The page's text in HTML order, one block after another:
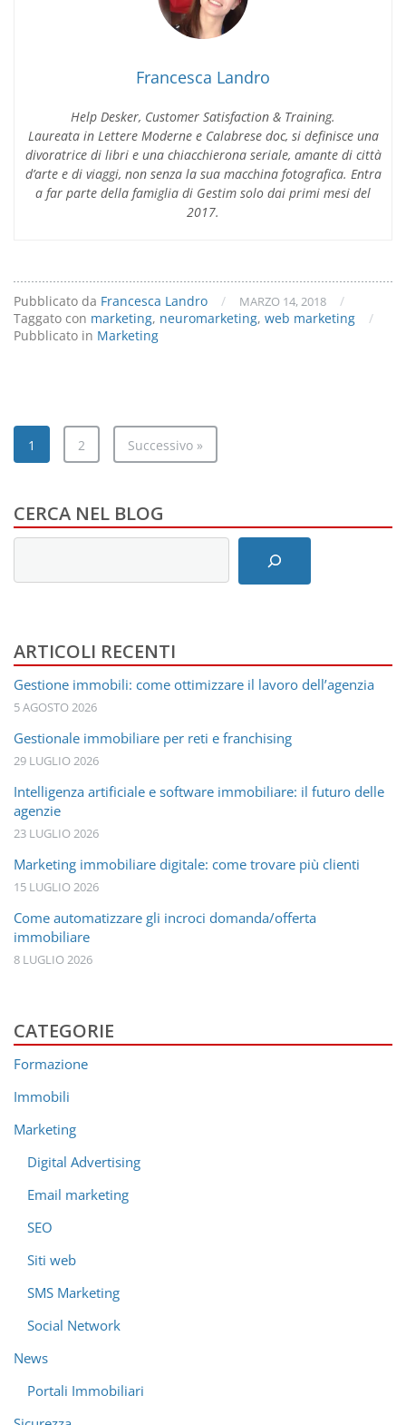
Francesca Landro
Help Desker, Customer Satisfaction & Training.
Laureata in Lettere Moderne e Calabrese doc, si definisce una
divoratrice di libri e una chiacchierona seriale, amante di città
d’arte e di viaggi, non senza la sua macchina fotografica. Entra
a far parte della famiglia di Gestim solo dai primi mesi del
2017.
Pubblicato da Francesca Landro / MARZO 14, 2018
/
Taggato con marketing, neuromarketing, web marketing
/
Pubblicato in Marketing
1 2 Successivo »
CERCA NEL BLOG
ricerca
ARTICOLI RECENTI
Gestione immobili: come ottimizzare il lavoro dell’agenzia
5 AGOSTO 2026
Gestionale immobiliare per reti e franchising
29 LUGLIO 2026
Intelligenza artificiale e software immobiliare: il futuro delle
agenzie
23 LUGLIO 2026
Marketing immobiliare digitale: come trovare più clienti
15 LUGLIO 2026
Come automatizzare gli incroci domanda/offerta
immobiliare
8 LUGLIO 2026
CATEGORIE
Formazione
Immobili
Marketing
Digital Advertising
Email marketing
SEO
Siti web
SMS Marketing
Social Network
News
Portali Immobiliari